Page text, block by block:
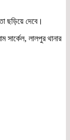
ছড়িয়ে দেবে।
লালপুর থানার